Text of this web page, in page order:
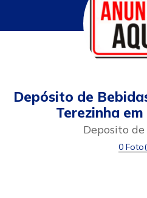
Depósito de
Terezinha
Deposito
0